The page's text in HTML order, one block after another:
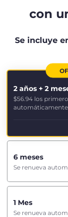
con
Se incluye
2 años + 2
$56.94 los
6 meses
Se renueva
1 Mes
Se renueva